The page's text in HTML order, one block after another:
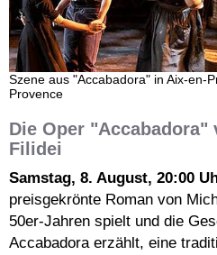
Szene aus "Accabadora" in Aix-en-
Provence
Die Oper "Accabadora"
Filidei
Samstag, 8. August, 20:00
preisgekrönte Roman von
50er-Jahren spielt und die
Accabadora erzählt, eine